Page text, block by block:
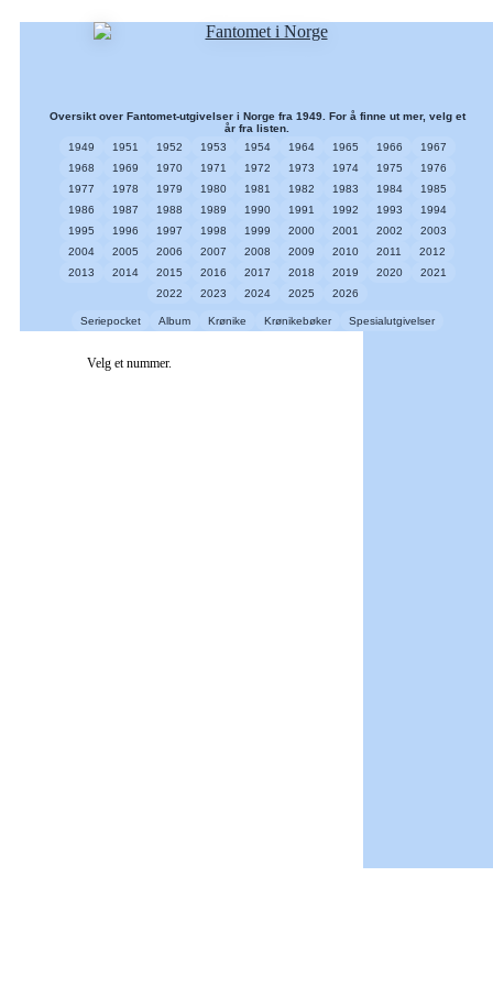
Oversikt over Fantomet-utgivelser i Norge fra 1949. For å finne ut mer, velg et
år fra listen.
1949
1951 1952 1953 1954 1964 1965 1966
1967
1968
1969 1970 1971 1972 1973 1974 1975
1976
1977
1978 1979 1980 1981 1982 1983 1984
1985
1986
1987 1988 1989 1990 1991 1992 1993
1994
1995
1996 1997 1998 1999 2000 2001 2002
2003
2004
2005 2006 2007 2008 2009 2010 2011
2012
2013
2014 2015 2016 2017 2018 2019 2020
2021
2022
2023 2024 2025 2026
Seriepocket Album Krønike Krønikebøker Spesialutgivelser
Velg et nummer.